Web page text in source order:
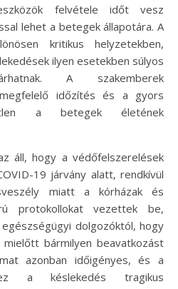
felvétele időt vesz
lehet a betegek állapotára. A
kritikus helyzetekben,
ilyen esetekben súlyos
A szakemberek
időzítés és a gyors
a betegek életének
áll, hogy a védőfelszerelések
19 járvány alatt, rendkívül
miatt a kórházak és
protokollokat vezettek be,
dolgozóktól, hogy
bármilyen beavatkozást
azonban időigényes, és a
a késlekedés tragikus